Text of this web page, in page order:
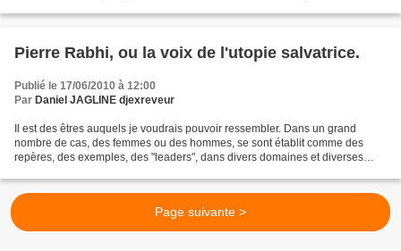
Pierre Rabhi, ou la voix de l'utopie salvatrice.
Publié le 17/06/2010 à 12:00
Par Daniel JAGLINE djexreveur
Il est des êtres auquels je voudrais pouvoir ressembler. Dans un grand
nombre de cas, des femmes ou des hommes, se sont établit comme des
repères, des exemples, des "leaders", dans divers domaines et diverses
Page suivante >